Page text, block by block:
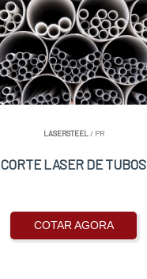
LASERSTEEL / PR
CORTE LASER DE TUBOS
COTAR AGORA